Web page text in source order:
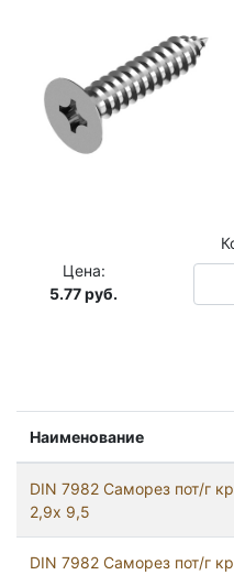
Наименование
DIN 7982 Саморез пот/г
2,9х 9,5
DIN 7982 Саморез пот/г
Цена:
5.77руб.